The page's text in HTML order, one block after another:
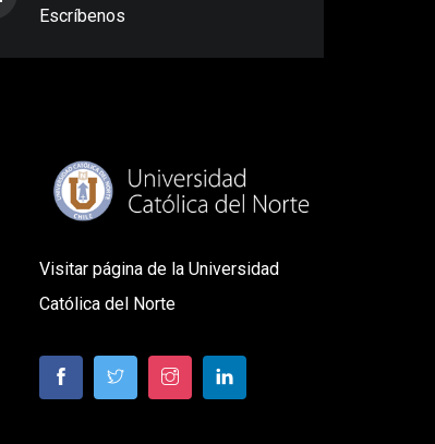
Escríbenos
Visitar página de la Universidad
Católica del Norte